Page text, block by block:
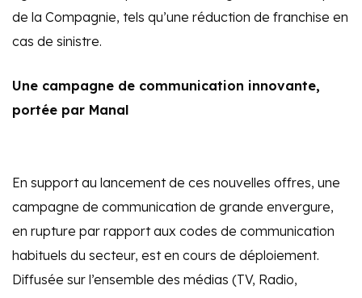
de la Compagnie, tels qu’une réduction de franchise en
cas de sinistre.
Une campagne de communication innovante,
portée par Manal
En support au lancement de ces nouvelles offres, une
campagne de communication de grande envergure,
en rupture par rapport aux codes de communication
habituels du secteur, est en cours de déploiement.
Diffusée sur l’ensemble des médias (TV, Radio,